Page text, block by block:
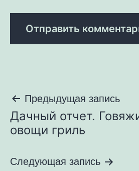
Навигация
по
записям
Предыдущая запись
Дачный отчет.
овощи гриль
Следующая запись